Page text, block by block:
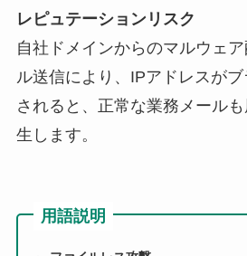
レピュテーションリスク
自社ドメインからのマルウェ
ル送信により、IPアドレスが
されると、正常な業務メール
生します。
用語説明